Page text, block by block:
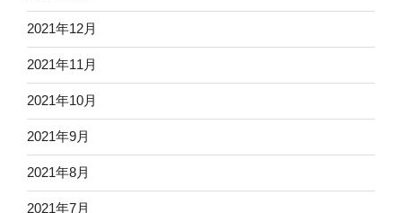
2021年12月
2021年11月
2021年10月
2021年9月
2021年8月
2021年7月